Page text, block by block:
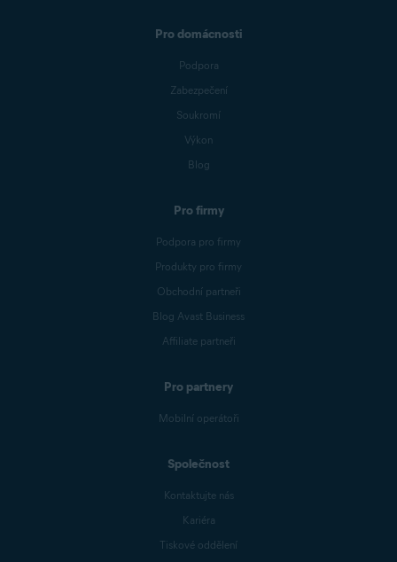
Pro domácnosti
Podpora
Zabezpečení
Soukromí
Výkon
Blog
Pro firmy
Podpora pro firmy
Produkty pro firmy
Obchodní partneři
Blog Avast Business
Affiliate partneři
Pro partnery
Mobilní operátoři
Společnost
Kontaktujte nás
Kariéra
Tiskové oddělení